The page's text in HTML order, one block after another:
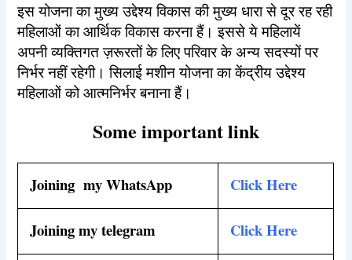
इस योजना का मुख्य उद्देश्य विकास की मुख्य धारा से दूर रह रही
महिलाओं का आर्थिक विकास करना हैं। इससे ये महिलायें
अपनी व्यक्तिगत ज़रूरतों के लिए परिवार के अन्य सदस्यों पर
निर्भर नहीं रहेगी। सिलाई मशीन योजना का केंद्रीय उद्देश्य
महिलाओं को आत्मनिर्भर बनाना हैं।
Some important link
Joining my WhatsApp Click Here
Joining my telegram Click Here